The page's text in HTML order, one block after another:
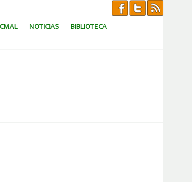
NOTICIAS BIBLIOTECA